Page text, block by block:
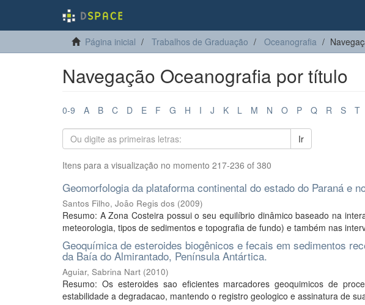
Página inicial Trabalhos de Graduação Oceanografia
Navegação Oceanografia por título
0-9 A B C D E F G H I J K L M N O P Q R S T
Ir
Itens para a visualização no momento 217-236 of 380
Geomorfologia da plataforma continental do estado do Paraná e
Santos Filho, João Regis dos (2009)
Resumo: A Zona Costeira possui o seu equilíbrio dinâmico baseado na
meteorologia, tipos de sedimentos e topografia de fundo) e também nas
Geoquímica de esteroides biogênicos e fecais em sedimentos
da Baía do Almirantado, Península Antártica.
Aguiar, Sabrina Nart (2010)
Resumo: Os esteroides sao eficientes marcadores geoquimicos de
estabilidade a degradacao, mantendo o registro geologico e assinatura de